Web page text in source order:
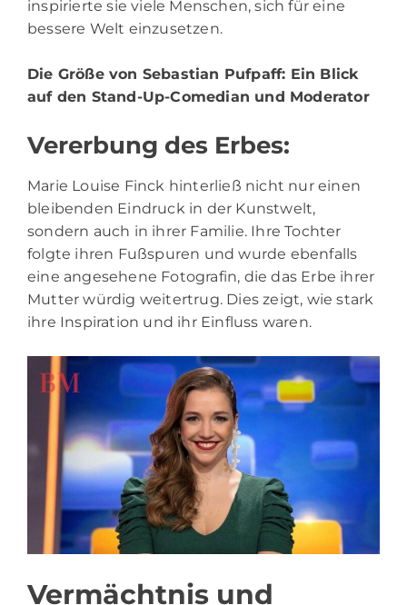
inspirierte sie viele Menschen, sich für eine
bessere Welt einzusetzen.
Die Größe von Sebastian Pufpaff: Ein Blick
auf den Stand-Up-Comedian und Moderator
Vererbung des Erbes:
Marie Louise Finck hinterließ nicht nur einen
bleibenden Eindruck in der Kunstwelt,
sondern auch in ihrer Familie. Ihre Tochter
folgte ihren Fußspuren und wurde ebenfalls
eine angesehene Fotografin, die das Erbe ihrer
Mutter würdig weitertrug. Dies zeigt, wie stark
ihre Inspiration und ihr Einfluss waren.
Vermächtnis und